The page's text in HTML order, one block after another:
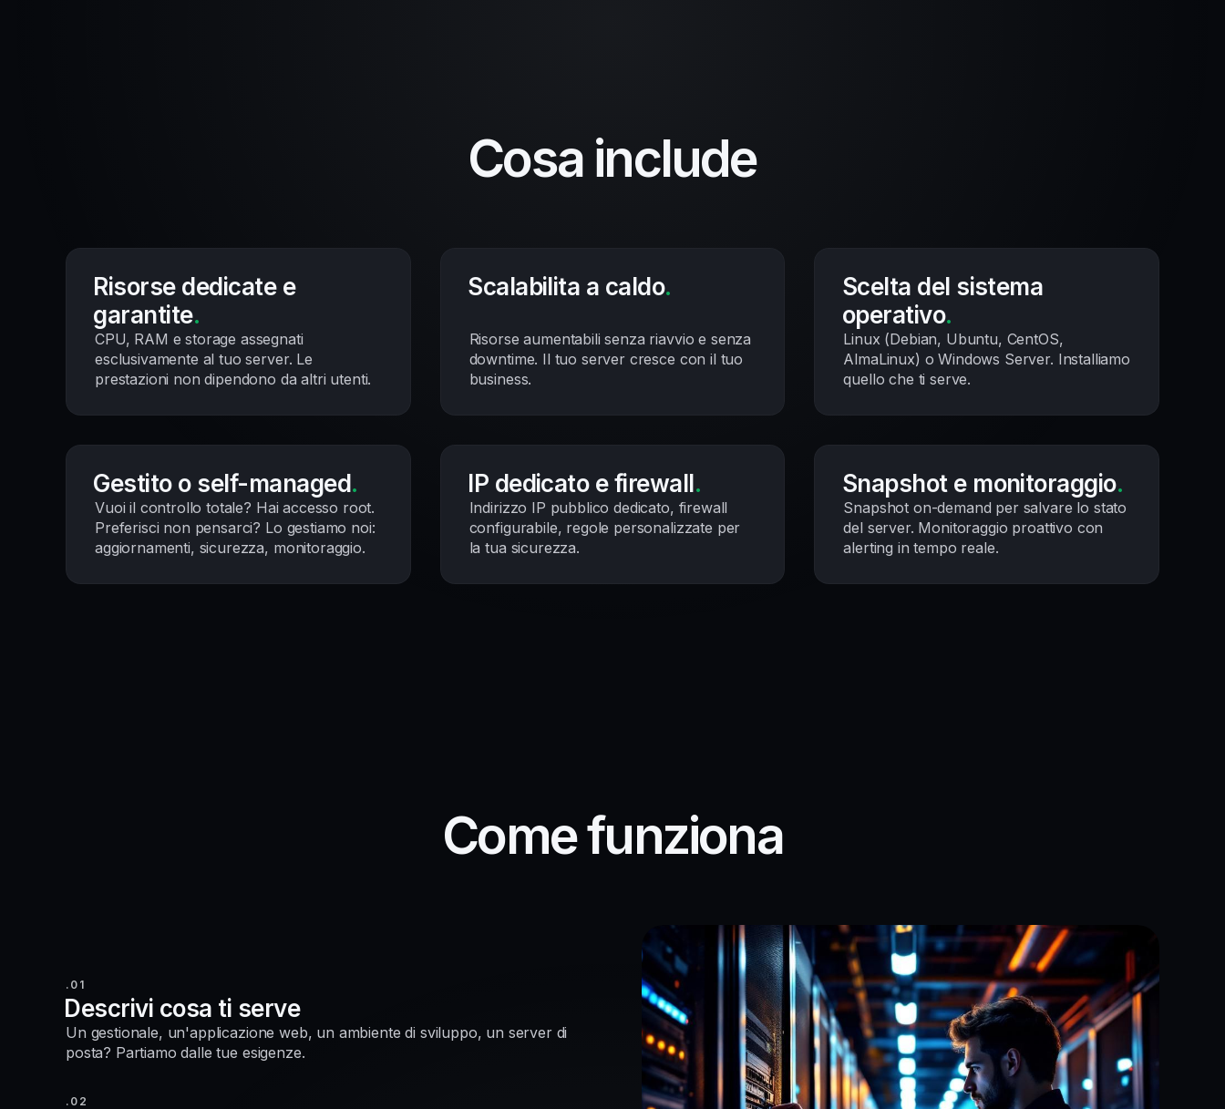
Cosa include
Risorse dedicate e
garantite.
CPU, RAM e storage assegnati
esclusivamente al tuo server. Le
prestazioni non dipendono da altri utenti.
Scalabilita a caldo.
Risorse aumentabili senza riavvio e senza
downtime. Il tuo server cresce con il tuo
business.
Scelta del sistema
operativo.
Linux (Debian, Ubuntu, CentOS,
AlmaLinux) o Windows Server. Installiamo
quello che ti serve.
Gestito o self-managed.
Vuoi il controllo totale? Hai accesso root.
Preferisci non pensarci? Lo gestiamo noi:
aggiornamenti, sicurezza, monitoraggio.
IP dedicato e firewall.
Indirizzo IP pubblico dedicato, firewall
configurabile, regole personalizzate per
la tua sicurezza.
Snapshot e monitoraggio.
Snapshot on-demand per salvare lo stato
del server. Monitoraggio proattivo con
alerting in tempo reale.
Come funziona
.01
Descrivi cosa ti serve
Un gestionale, un'applicazione web, un ambiente di sviluppo, un server di
posta? Partiamo dalle tue esigenze.
.02